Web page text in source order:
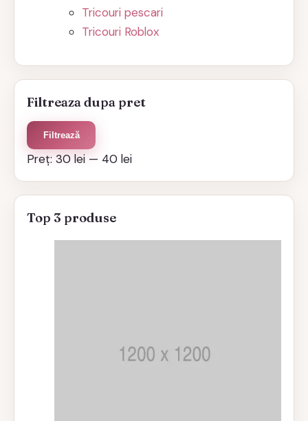
Tricouri pescari
Tricouri Roblox
Filtreaza dupa pret
Preț
minim
Preț
maxim
Filtrează
Preț:30 lei — 40 lei
Top 3 produse